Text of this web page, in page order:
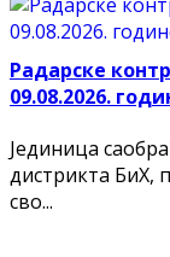
Радарске
09.08.2026.
Јединица
дистрикта БиХ,
сво...